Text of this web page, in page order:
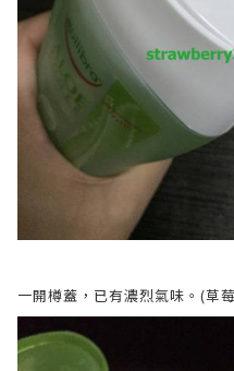
一開樽蓋，已有濃烈氣味。(草